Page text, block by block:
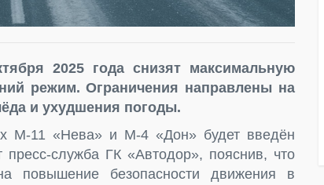
2025 года снизят максимальную
режим. Ограничения направлены на
и ухудшения погоды.
М-11 «Нева» и М-4 «Дон» будет введён
служба ГК «Автодор», пояснив, что
повышение безопасности движения в